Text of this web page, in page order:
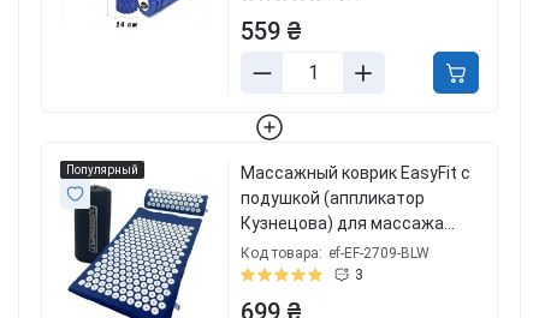
массажной поверхностью
3D, для МФР, фитнеса, йоги и
реабилитации, Синий
559 ₴
Популярный
Массажный коврик EasyFit с
подушкой (аппликатор
Кузнецова) для массажа
спины и шеи с чехлом, синий
Код товара: ef-EF-2709-BLW
3